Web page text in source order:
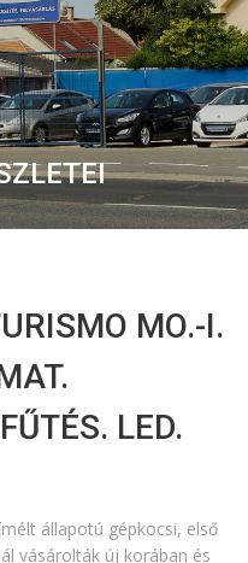
MO.-I.
LED.
állapotú gépkocsi, első
vásárolták új korában és